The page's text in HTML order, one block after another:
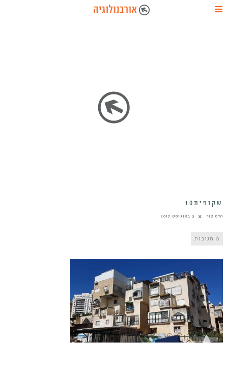
שקופית10
הדס צור 3 באוגוסט 2017
0 תגובות